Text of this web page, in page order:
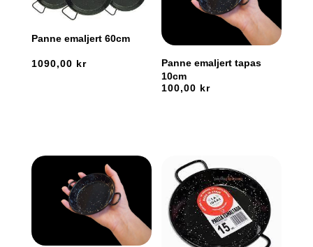
Panne emaljert 60cm
1090,00 kr
Panne emaljert tapas
10cm
100,00 kr